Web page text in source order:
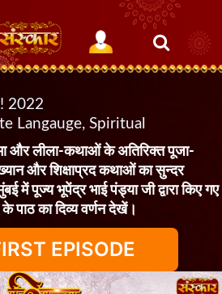
2022
Langauge, Spiritual
और लीला-कथाओं के अतिरिक्त पूजा-
और शिक्षाप्रद कथाओं का सुन्दर
में पूज्य भूपेंद्र भाई पंड्या जी द्वारा किए गए
पाठ का दिव्य वर्णन देखें।
EPISODE